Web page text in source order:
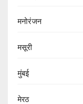
मनोरंजन
मसूरी
मुंबई
मेरठ